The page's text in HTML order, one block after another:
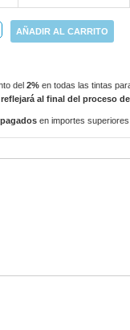
AÑADIR AL CARRITO
del 2% en todas las tintas
al final del proceso
en importes superiores